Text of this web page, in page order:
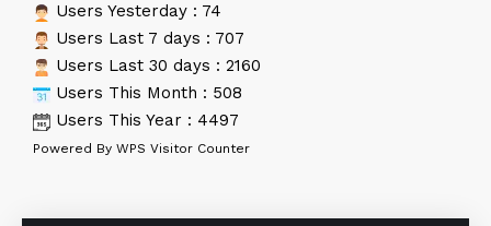
Users Yesterday : 74
Users Last 7 days : 707
Users Last 30 days : 2160
Users This Month : 508
Users This Year : 4497
Powered By WPS Visitor Counter